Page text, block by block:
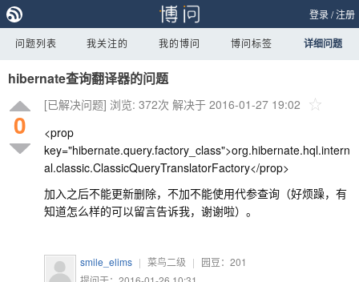
登录/注册
问题列表 我关注的 我的博问 博问标签 详细问题
hibernate查询翻译器的问题
0
[已解决问题] 浏览: 372次 解决于 2016-01-27 19:02
<prop
key="hibernate.query.factory_class">org.hibernate.hql.intern
al.classic.ClassicQueryTranslatorFactory</prop>
加入之后不能更新删除，不加不能使用代参查询（好烦躁，有
知道怎么样的可以留言告诉我，谢谢啦）。
smile_elims | 菜鸟二级 | 园豆： 201